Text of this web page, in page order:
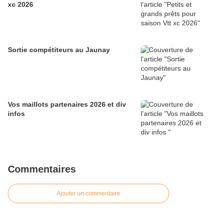
xc 2026
Sortie compétiteurs au Jaunay
Vos maillots partenaires 2026 et div
infos
Commentaires
Ajouter un commentaire